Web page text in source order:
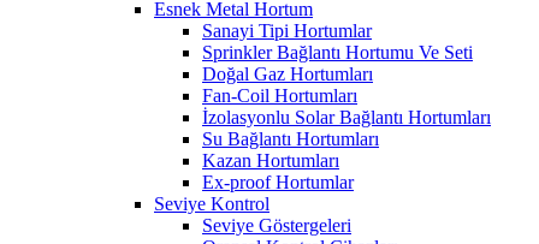
Esnek Metal Hortum
Sanayi Tipi Hortumlar
Sprinkler Bağlantı Hortumu Ve Seti
Doğal Gaz Hortumları
Fan-Coil Hortumları
İzolasyonlu Solar Bağlantı Hortumları
Su Bağlantı Hortumları
Kazan Hortumları
Ex-proof Hortumlar
Seviye Kontrol
Seviye Göstergeleri